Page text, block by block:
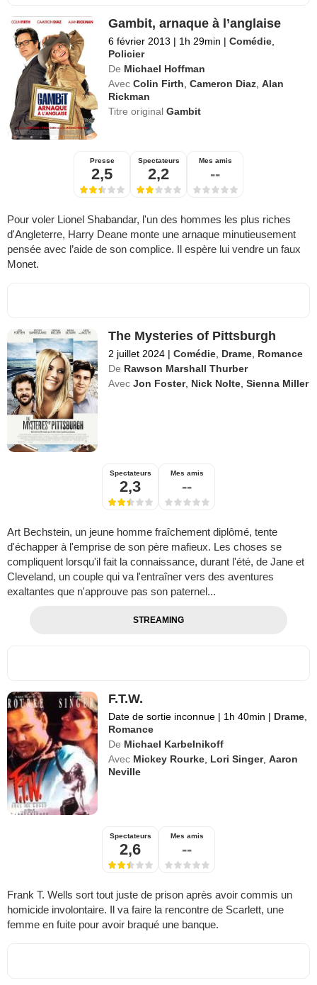
Gambit, arnaque à l’anglaise
6 février 2013 | 1h 29min | Comédie
Policier
De Michael Hoffman
Avec Colin Firth ,Cameron Diaz ,Alan
Rickman
Titre originalGambit
Presse
2,5
Spectateurs
2,2
Mes amis
--
Pour voler Lionel Shabandar, l'un des hommes les plus riches
d'Angleterre, Harry Deane monte une arnaque minutieusement
pensée avec l’aide de son complice. Il espère lui vendre un faux
Monet.
The Mysteries of Pittsburgh
2 juillet 2024 | Comédie Drame Romance
De Rawson Marshall Thurber
Avec Jon Foster, Nick Nolte ,Sienna Miller
Spectateurs
2,3
Mes amis
--
Art Bechstein, un jeune homme fraîchement diplômé, tente
d'échapper à l'emprise de son père mafieux. Les choses se
compliquent lorsqu'il fait la connaissance, durant l'été, de Jane et
Cleveland, un couple qui va l'entraîner vers des aventures
exaltantes que n'approuve pas son paternel...
STREAMING
F.T.W.
Date de sortie inconnue | 1h 40min | Drame
Romance
De Michael Karbelnikoff
Avec Mickey Rourke Lori Singer,Aaron
Neville
Spectateurs
2,6
Mes amis
--
Frank T. Wells sort tout juste de prison après avoir commis un
homicide involontaire. Il va faire la rencontre de Scarlett, une
femme en fuite pour avoir braqué une banque.